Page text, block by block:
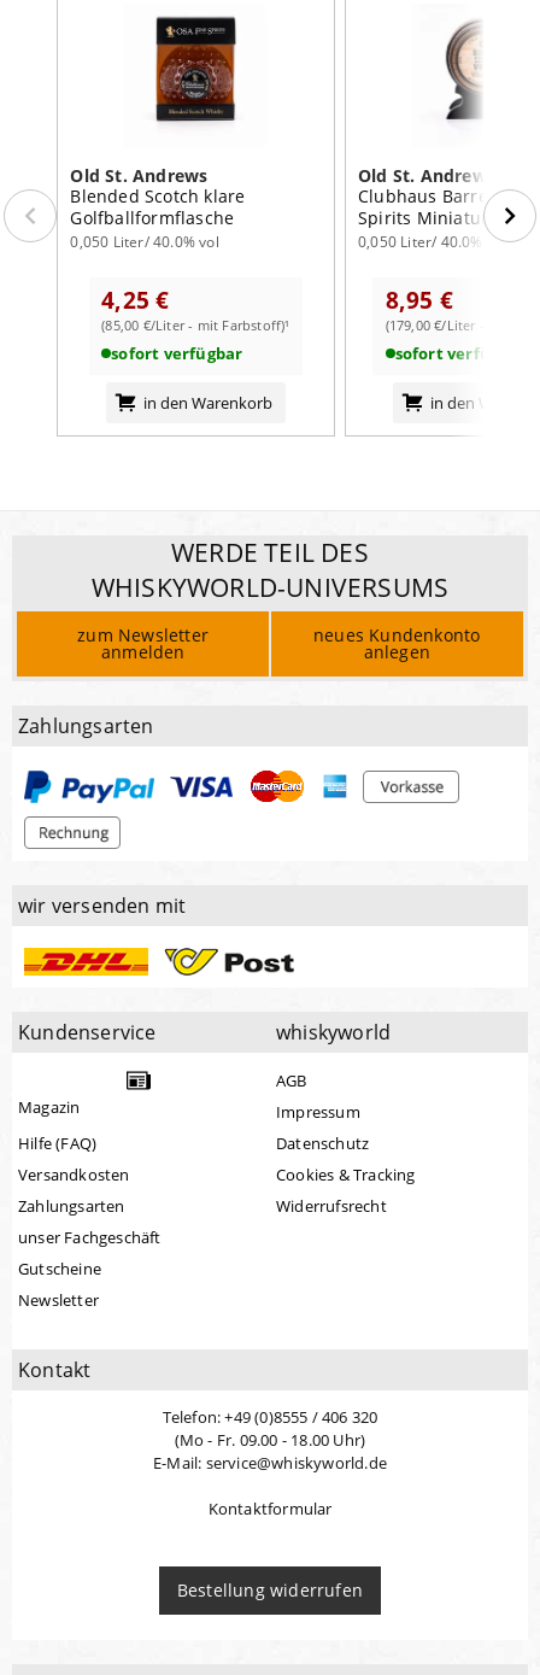
Old St. Andrews
Blended Scotch klare
Golfballformflasche
0,050 Liter/ 40.0% vol
4,25 €
(85,00 €/Liter - mit Farbstoff)¹
sofort verfügbar
in den Warenkorb
Old St. Andrews
Clubhaus Barrel
Spirits Miniatur
0,050 Liter/ 40.0% vol
8,95 €
(179,00 €/Liter - mit
sofort verfügbar
in den
WERDE TEIL DES
WHISKYWORLD-UNIVERSUMS
zum Newsletter
anmelden
neues Kundenkonto
anlegen
Zahlungsarten
wir versenden mit
Kundenservice
Magazin
Hilfe (FAQ)
Versandkosten
Zahlungsarten
unser Fachgeschäft
Gutscheine
Newsletter
whiskyworld
AGB
Impressum
Datenschutz
Cookies & Tracking
Widerrufsrecht
Kontakt
Telefon: +49 (0)8555 / 406 320
(Mo - Fr. 09.00 - 18.00 Uhr)
E-Mail: service@whiskyworld.de
Kontaktformular
Bestellung widerrufen